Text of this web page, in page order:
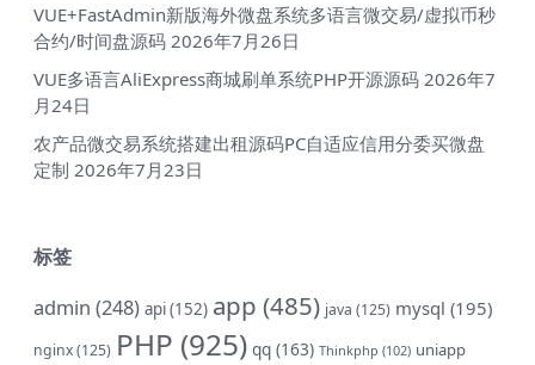
VUE+FastAdmin新版海外微盘系统多语言微交易/虚拟币秒
合约/时间盘源码 2026年7月26日
VUE多语言AliExpress商城刷单系统PHP开源源码 2026年7
月24日
农产品微交易系统搭建出租源码PC自适应信用分委买微盘
定制 2026年7月23日
标签
admin (248) api(152) app (485) java (125) mysql (195)
nginx(125) PHP (925) qq (163) Thinkphp (102) uniapp